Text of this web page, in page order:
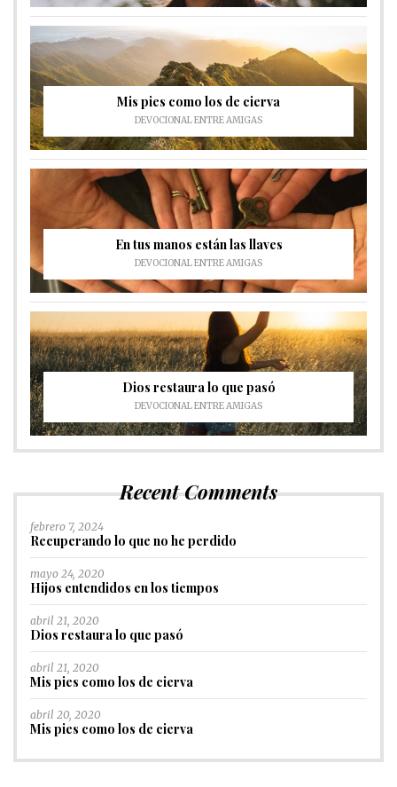
Mis pies como los de cierva
DEVOCIONAL ENTRE AMIGAS
En tus manos están las llaves
DEVOCIONAL ENTRE AMIGAS
Dios restaura lo que pasó
DEVOCIONAL ENTRE AMIGAS
Recent Comments
febrero 7, 2024
Recuperando lo que no he perdido
mayo 24, 2020
Hijos entendidos en los tiempos
abril 21, 2020
Dios restaura lo que pasó
abril 21, 2020
Mis pies como los de cierva
abril 20, 2020
Mis pies como los de cierva